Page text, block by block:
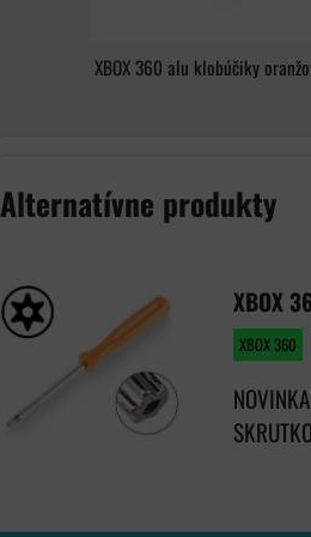
XBOX 360 alu klobúčiky
Alternatívne produkty
XBOX
XBOX 360